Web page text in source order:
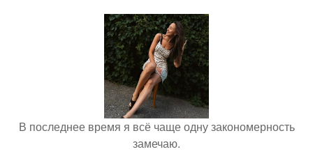
В последнее время я всё чаще одну закономерность
замечаю.